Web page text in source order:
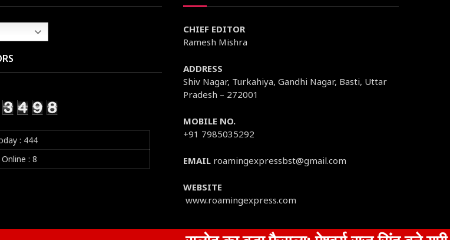
: 444
: 8
CHIEF EDITOR
Ramesh Mishra
ADDRESS
Shiv Nagar, Turkahiya, Gandhi Nagar, Basti, Uttar
Pradesh – 272001
MOBILE NO.
+91 7985035292
EMAILroamingexpressbst@gmail.com
WEBSITE
www.roamingexpress.com